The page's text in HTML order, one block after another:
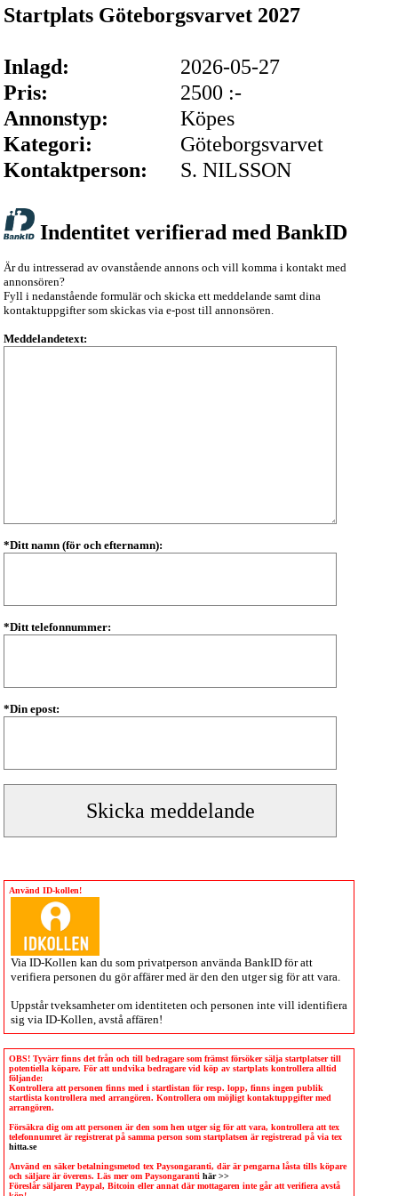
Startplats Göteborgsvarvet 2027
Inlagd:
2026-05-27
Pris:
2500 :-
Annonstyp:
Köpes
Kategori:
Göteborgsvarvet
Kontaktperson:
S. NILSSON
Indentitet verifierad med BankID
Är du intresserad av ovanstående annons och vill komma i kontakt med
annonsören?
Fyll i nedanstående formulär och skicka ett meddelande samt dina
kontaktuppgifter som skickas via e-post till annonsören.
Meddelandetext:
*Ditt namn (för och efternamn):
*Ditt telefonnummer:
*Din epost:
Använd ID-kollen!
Via ID-Kollen kan du som privatperson använda BankID för att
verifiera personen du gör affärer med är den den utger sig för att vara.
Uppstår tveksamheter om identiteten och personen inte vill identifiera
sig via ID-Kollen , avstå affären!
OBS! Tyvärr finns det från och till bedragare som främst försöker sälja startplatser till
potentiella köpare. För att undvika bedragare vid köp av startplats kontrollera alltid
följande:
Kontrollera att personen finns med i startlistan för resp. lopp, finns ingen publik
startlista kontrollera med arrangören. Kontrollera om möjligt kontaktuppgifter med
arrangören.
Försäkra dig om att personen är den som hen utger sig för att vara, kontrollera att tex
telefonnumret är registrerat på samma person som startplatsen är registrerad på via tex
hitta.se
Använd en säker betalningsmetod tex Paysongaranti, där är pengarna låsta tills köpare
och säljare är överens. Läs mer om Paysongaranti här >>
Föreslår säljaren Paypal, Bitcoin eller annat där mottagaren inte går att verifiera avstå